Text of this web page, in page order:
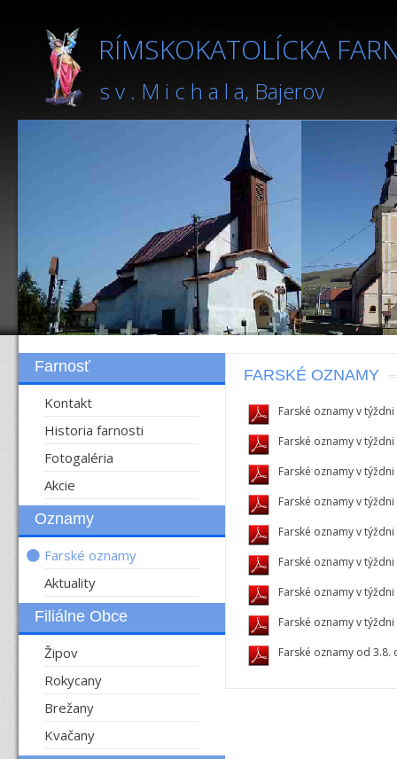
RÍMSKOKATOLÍCKA
s v . M i c h a l a, Bajerov
Farnosť
Kontakt
Historia farnosti
Fotogaléria
Akcie
Oznamy
Farské oznamy
Aktuality
Filiálne Obce
Žipov
Rokycany
Brežany
Kvačany
FARSKÉ OZNAMY
Farské oznamy v
Farské oznamy v
Farské oznamy v
Farské oznamy v
Farské oznamy v
Farské oznamy v
Farské oznamy v
Farské oznamy v
Farské oznamy od 3.8.